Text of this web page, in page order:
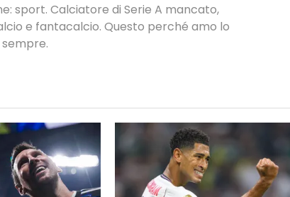
sport. Calciatore di Serie A mancato,
e fantacalcio. Questo perché amo lo